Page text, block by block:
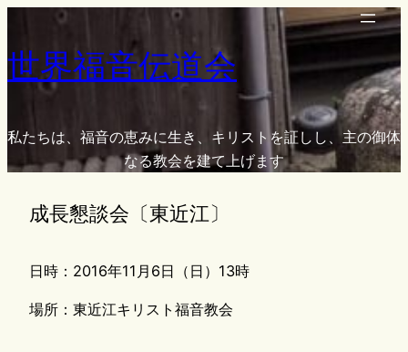
を
ッ
世界福音伝道会
私たちは、福音の恵みに生き、キリストを証しし、主の御体
なる教会を建て上げます
成長懇談会〔東近江〕
日時：2016年11月6日（日）13時
場所：東近江キリスト福音教会